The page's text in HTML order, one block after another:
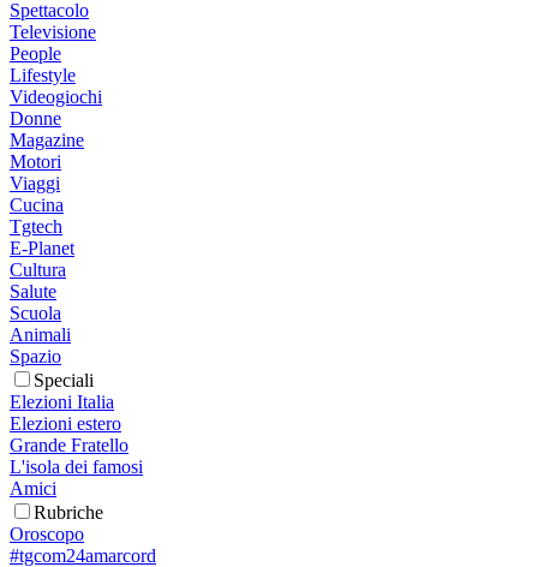
Spettacolo
Televisione
People
Lifestyle
Videogiochi
Donne
Magazine
Motori
Viaggi
Cucina
Tgtech
E-Planet
Cultura
Salute
Scuola
Animali
Spazio
Speciali
Elezioni Italia
Elezioni estero
Grande Fratello
L'isola dei famosi
Amici
Rubriche
Oroscopo
#tgcom24amarcord